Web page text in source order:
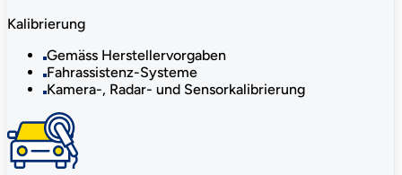
Kalibrierung
Gemäss Herstellervorgaben
Fahrassistenz-Systeme
Kamera-, Radar- und Sensorkalibrierung